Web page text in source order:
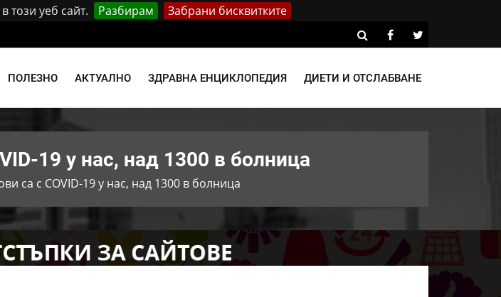
този уеб сайт. Разбирам Забрани бисквитките
ПОЛЕЗНО АКТУАЛНО ЗДРАВНА ЕНЦИКЛОПЕДИЯ ДИЕТИ И ОТСЛАБВАНЕ
19 у нас, над 1300 в болница
са с COVID-19 у нас, над 1300 в болница